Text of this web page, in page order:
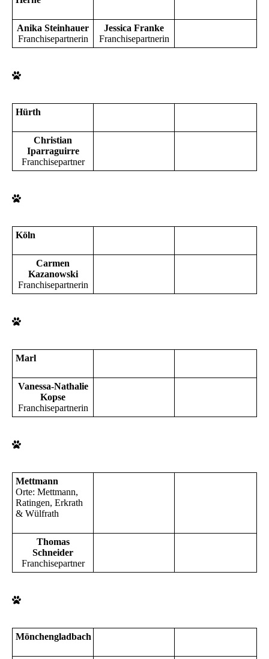
Anika Steinhauer
Franchisepartnerin
Jessica Franke
Franchisepartnerin
Hürth
Christian
Iparraguirre
Franchisepartner
Köln
Carmen
Kazanowski
Franchisepartnerin
Marl
Vanessa-Nathalie
Kopse
Franchisepartnerin
Mettmann
Orte: Mettmann,
Ratingen, Erkrath
& Wülfrath
Thomas
Schneider
Franchisepartner
Mönchengladbach